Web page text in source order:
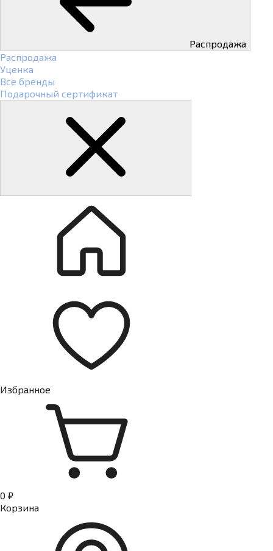
Распродажа
Распродажа
Уценка
Все бренды
Подарочный сертификат
Избранное
0 ₽
Корзина